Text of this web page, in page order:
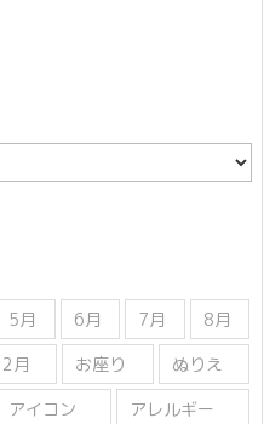
5月 6月 7月
8月
月 お座り
ぬりえ
アイコン
アレルギー